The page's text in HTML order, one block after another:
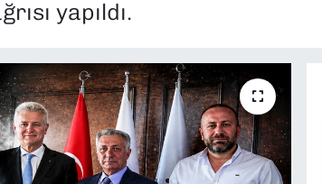
yapıldı.